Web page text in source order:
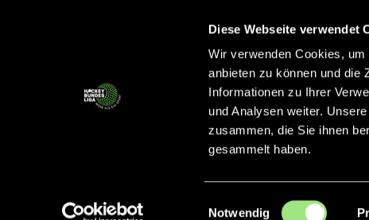
Diese Webseite verwendet
Wir verwenden Cookies,
anbieten zu können und die
Informationen zu Ihrer
und Analysen weiter.
zusammen, die Sie ihnen
gesammelt haben.
Einwilligungsauswahl
Notwendig
Halle. Insgesamt sind über 60 Vereine unter dem
Dach der Hockeyliga organisiert, sowohl im
Herren als auch im Damen Bereich.